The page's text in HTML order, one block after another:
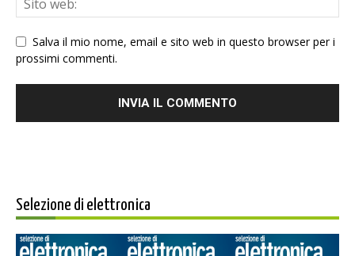
Salva il mio nome, email e sito web in questo browser per i
prossimi commenti.
Selezione di elettronica